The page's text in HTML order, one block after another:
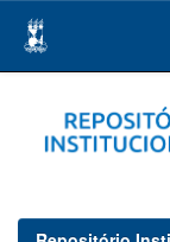
navigation